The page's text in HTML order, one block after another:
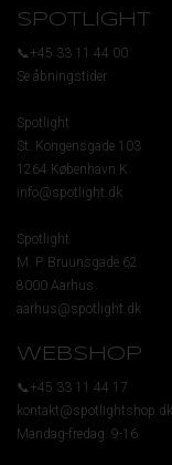
SPOTLIGHT
📞+45 33 11 44 00
Se åbningstider
Spotlight
St. Kongensgade 103
1264 København K
info@spotlight.dk
Spotlight
M. P. Bruunsgade 62
8000 Aarhus
aarhus@spotlight.dk
WEBSHOP
📞+45 33 11 44 17
kontakt@spotlightshop.dk
Mandag-fredag: 9-16